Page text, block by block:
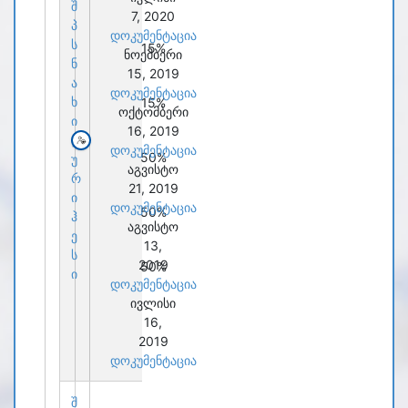
შ
პ
ს
ნ
ა
ხ
ი
დ
უ
რ
ი
ჰ
ე
ს
ი
15%
15%
50%
50%
50%
7, 2020
დოკუმენტაცია
ნოემბერი
15, 2019
დოკუმენტაცია
ოქტომბერი
16, 2019
დოკუმენტაცია
აგვისტო
21, 2019
დოკუმენტაცია
აგვისტო
13,
2019
დოკუმენტაცია
ივლისი
16,
2019
დოკუმენტაცია
შ